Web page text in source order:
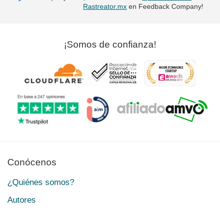
Rastreator.mx en Feedback Company!
¡Somos de confianza!
Conócenos
¿Quiénes somos?
Autores